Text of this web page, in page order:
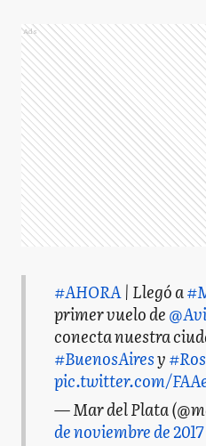
Ads
#AHORA| Llegó a
primer vuelo de
conecta nuestra
#BuenosAiresy
pic.twitter.com/
— Mar del Plata
de noviembre de 2017